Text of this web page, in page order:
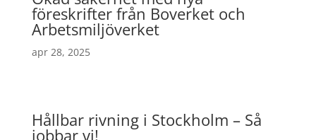
föreskrifter från Boverket och
Arbetsmiljöverket
apr 28, 2025
Hållbar rivning i Stockholm – Så
jobbar vi!